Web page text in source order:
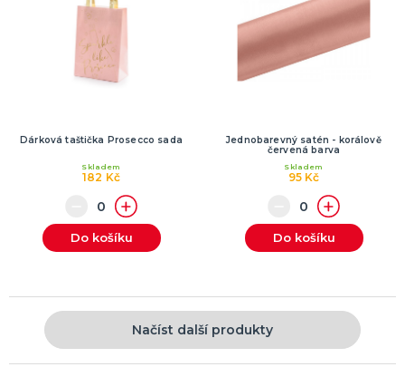
Dárková taštička Prosecco sada
182 Kč
Skladem
Do košíku
Jednobarevný satén - korálově
červená barva
95 Kč
Skladem
Do košíku
Načíst další produkty